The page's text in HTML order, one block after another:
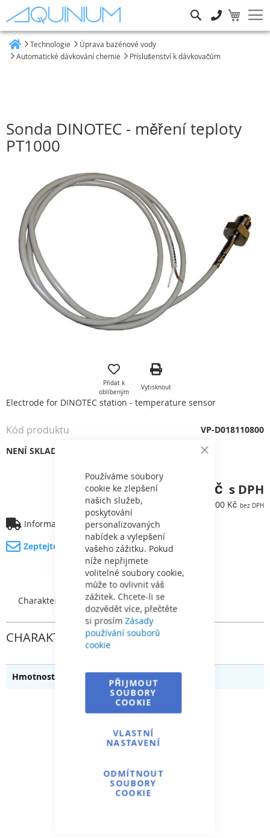
Close
Používáme soubory
cookie ke zlepšení
našich služeb,
poskytování
personalizovaných
nabídek a vylepšení
vašeho zážitku. Pokud
níže nepřijmete
volitelné soubory cookie,
může to ovlivnit váš
zážitek. Chcete-li se
dozvědět více, přečtěte
si prosímZásady
používání souborů
cookie
PŘIJMOUT
SOUBORY
COOKIE
VLASTNÍ
NASTAVENÍ
ODMÍTNOUT
SOUBORY
COOKIE
Technologie
Úprava bazénové vody
Automatické dávkování chemie
Příslušenství k dávkovačům
Sonda DINOTEC - měření teploty
PT1000
galerie
obrázky
s
Přidat k
oblíbeným
Vytisknout
Electrode for DINOTEC station - temperature sensor
2 876,17 Kč
2 377,00 Kč
NENÍ SKLADEM
Kód produktu VP-D018110800
Informace o dopravě
Zeptejte se na produkt
Charakteristický
CHARAKTERISTICKÝ